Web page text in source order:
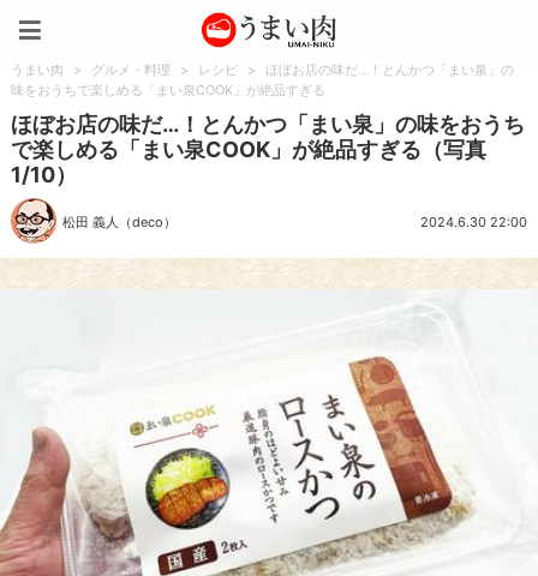
うまい肉 > グルメ・料理 > レシピ >
ほぼお店の味だ…！とんかつ「まい泉」の
味をおうちで楽しめる「まい泉COOK」が絶品すぎる
ほぼお店の味だ…！とんかつ「まい泉」の味をおうち
で楽しめる「まい泉COOK」が絶品すぎる（写真
1/10）
松田 義人（deco） 2024.6.30 22:00